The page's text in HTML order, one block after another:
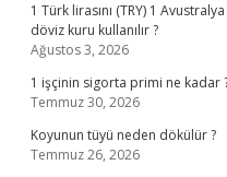
1 Türk lirasını (TRY) 1
döviz kuru kullanılır ?
Ağustos 3, 2026
1 işçinin sigorta primi ne kadar
Temmuz 30, 2026
Koyunun tüyü neden dökülür ?
Temmuz 26, 2026